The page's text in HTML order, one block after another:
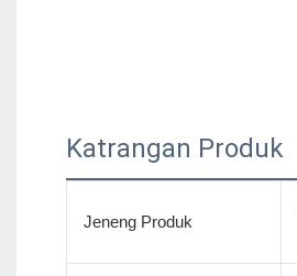
Katrangan Produk
Jeneng Produk